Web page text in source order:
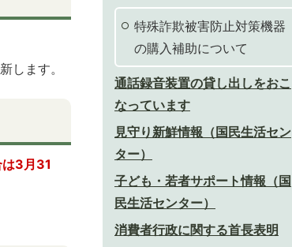
します。
3月31
特殊詐欺被害防止対策機器
の購入補助について
通話録音装置の貸し出しをおこ
なっています
見守り新鮮情報（国民生活セン
ター）
子ども・若者サポート情報（国
民生活センター）
消費者行政に関する首長表明